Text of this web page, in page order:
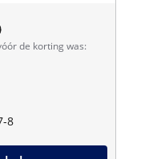
de korting was:
8